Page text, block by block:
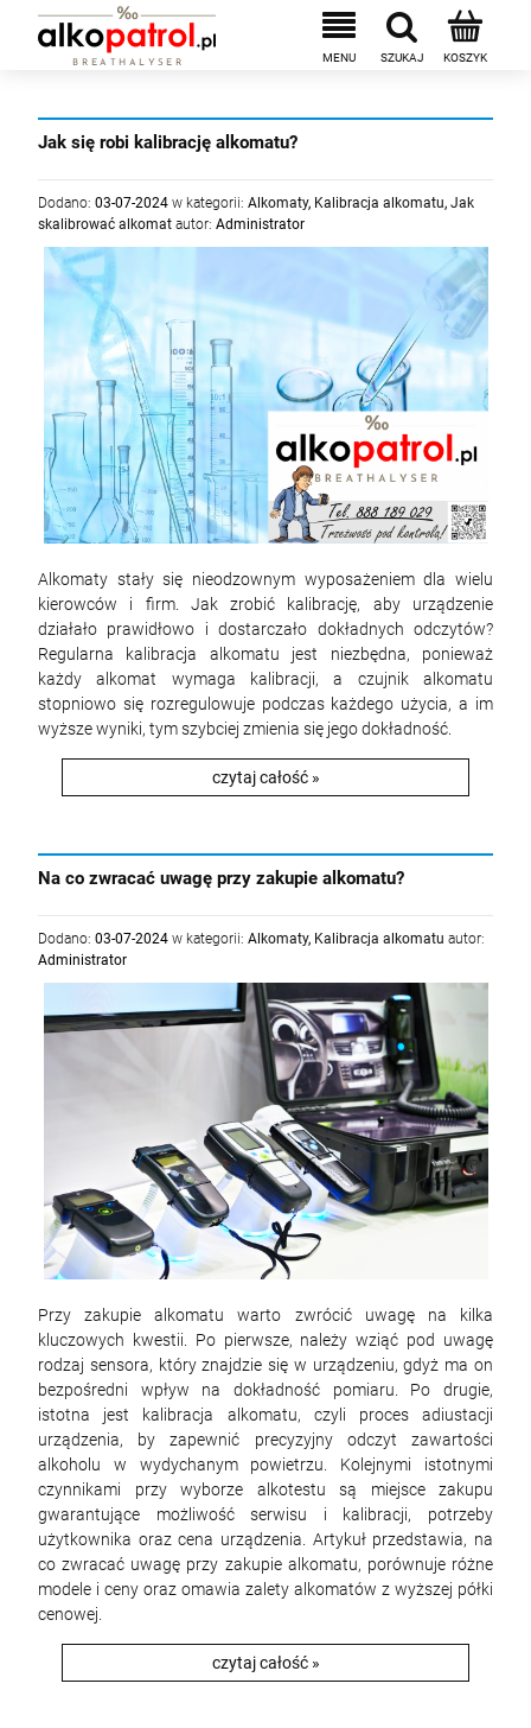
Jak się robi kalibrację alkomatu?
Dodano: 03-07-2024 w kategorii: Alkomaty, Kalibracja alkomatu, Jak
skalibrować alkomat autor: Administrator
Alkomaty stały się nieodzownym wyposażeniem dla wielu
kierowców i firm. Jak zrobić kalibrację, aby urządzenie
działało prawidłowo i dostarczało dokładnych odczytów?
Regularna kalibracja alkomatu jest niezbędna, ponieważ
każdy alkomat wymaga kalibracji, a czujnik alkomatu
stopniowo się rozregulowuje podczas każdego użycia, a im
wyższe wyniki, tym szybciej zmienia się jego dokładność.
czytaj całość »
Na co zwracać uwagę przy zakupie alkomatu?
Dodano: 03-07-2024 w kategorii: Alkomaty, Kalibracja alkomatu autor:
Administrator
Przy zakupie alkomatu warto zwrócić uwagę na kilka
kluczowych kwestii. Po pierwsze, należy wziąć pod uwagę
rodzaj sensora, który znajdzie się w urządzeniu, gdyż ma on
bezpośredni wpływ na dokładność pomiaru. Po drugie,
istotna jest kalibracja alkomatu, czyli proces adiustacji
urządzenia, by zapewnić precyzyjny odczyt zawartości
alkoholu w wydychanym powietrzu. Kolejnymi istotnymi
czynnikami przy wyborze alkotestu są miejsce zakupu
gwarantujące możliwość serwisu i kalibracji, potrzeby
użytkownika oraz cena urządzenia. Artykuł przedstawia, na
co zwracać uwagę przy zakupie alkomatu, porównuje różne
modele i ceny oraz omawia zalety alkomatów z wyższej półki
cenowej.
czytaj całość »